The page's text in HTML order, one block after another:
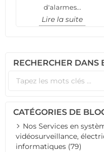
d'alarmes...
Lire la suite
RECHERCHER DANS
CATÉGORIES DE
Nos Services en
vidéosurveillance,
informatiques (79)